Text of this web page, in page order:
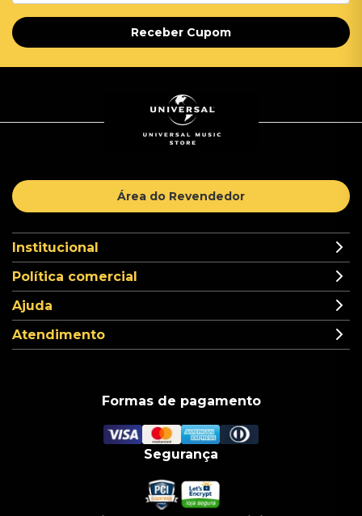
Receber Cupom
Área do Revendedor
Institucional
Política comercial
Ajuda
Atendimento
Formas de pagamento
Segurança